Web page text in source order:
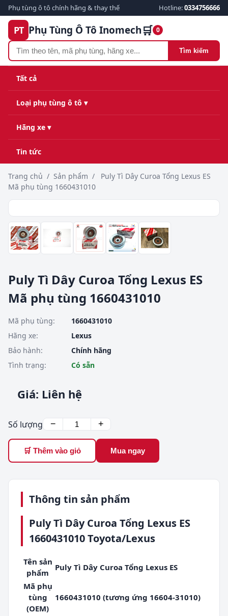
Phụ tùng ô tô chính hãng & thay thế Hotline:0334756666
PT Phụ Tùng Ô Tô Inomech
Tìm kiếm
🛒 0
Tất cả
Loại phụ tùng ô tô ▾
Hãng xe ▾
Tin tức
Trang chủ / Sản phẩm /
Puly Tì Dây Curoa Tổng Lexus ES
Mã phụ tùng 1660431010
Puly Tì Dây Curoa Tổng Lexus ES
Mã phụ tùng 1660431010
Mã phụ tùng:
1660431010
Hãng xe:
Lexus
Bảo hành:
Chính hãng
Tình trạng:
Có sẵn
Giá: Liên hệ
Số lượng − +
🛒 Thêm vào giỏ Mua ngay
Thông tin sản phẩm
Puly Tì Dây Curoa Tổng Lexus ES
1660431010 Toyota/Lexus
Tên sản
phẩm
Puly Tì Dây Curoa Tổng Lexus ES
Mã phụ
tùng
(OEM)
1660431010 (tương ứng 16604-31010)